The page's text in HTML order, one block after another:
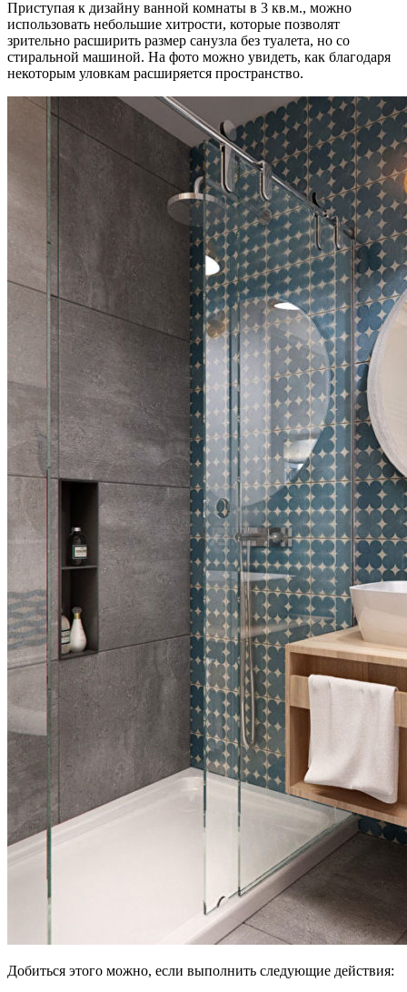
Приступая к дизайну ванной комнаты в 3 кв.м., можно
использовать небольшие хитрости, которые позволят
зрительно расширить размер санузла без туалета, но со
стиральной машиной. На фото можно увидеть, как благодаря
некоторым уловкам расширяется пространство.
Добиться этого можно, если выполнить следующие действия: